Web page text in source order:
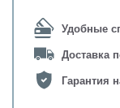
Удобные
Доставка
Гарантия